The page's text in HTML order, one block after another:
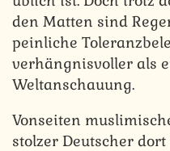
den Matten sind
peinliche
verhängnisvoller als
Weltanschauung.
Vonseiten
stolzer Deutscher